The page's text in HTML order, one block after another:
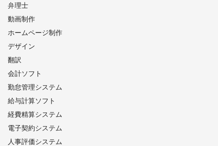
弁理士
動画制作
ホームページ制作
デザイン
翻訳
会計ソフト
勤怠管理システム
給与計算ソフト
経費精算システム
電子契約システム
人事評価システム